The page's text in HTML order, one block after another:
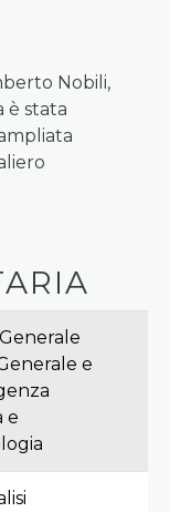
Nobili,
è stata
e
e